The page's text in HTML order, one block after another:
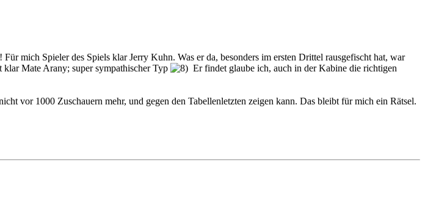
mich Spieler des Spiels klar Jerry Kuhn. Was er da, besonders im ersten Drittel rausgefischt hat, war
Mate Arany; super sympathischer Typ
Er findet glaube ich, auch in der Kabine die richtigen
vor 1000 Zuschauern mehr, und gegen den Tabellenletzten zeigen kann. Das bleibt für mich ein Rätsel.